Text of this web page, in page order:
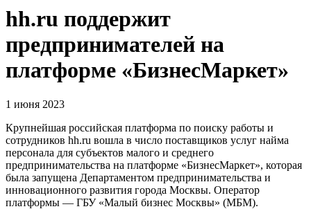
hh.ru поддержит
предпринимателей на
платформе «БизнесМаркет»
1 июня 2023
Крупнейшая российская платформа по поиску работы и
сотрудников hh.ru вошла в число поставщиков услуг найма
персонала для субъектов малого и среднего
предпринимательства на платформе «БизнесМаркет», которая
была запущена Департаментом предпринимательства и
инновационного развития города Москвы. Оператор
платформы — ГБУ «Малый бизнес Москвы» (МБМ).